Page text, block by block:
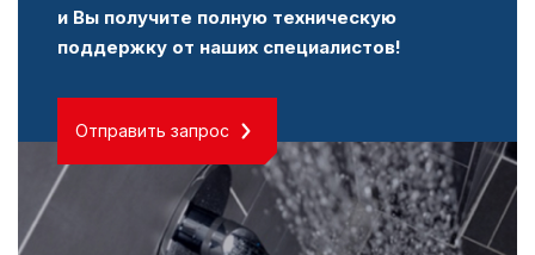
и Вы получите полную техническую
поддержку от наших специалистов!
Отправить запрос